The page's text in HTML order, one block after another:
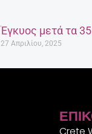
Έγκυος μετά τα
27 Απριλίου, 2025